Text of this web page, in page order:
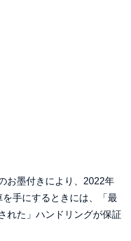
お墨付きにより、2022年
手にするときには、「最
れた」ハンドリングが保証